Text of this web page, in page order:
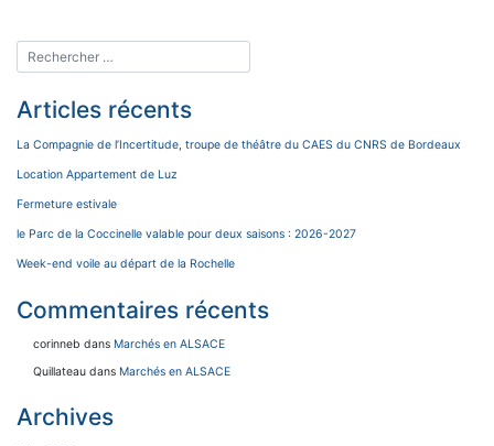
Articles récents
La Compagnie de l’Incertitude, troupe de théâtre du CAES du CNRS de Bordeaux
Location Appartement de Luz
Fermeture estivale
le Parc de la Coccinelle valable pour deux saisons : 2026-2027
Week-end voile au départ de la Rochelle
Commentaires récents
corinneb dans Marchés en ALSACE
Quillateau dans Marchés en ALSACE
Archives